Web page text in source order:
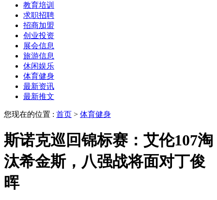
教育培训
求职招聘
招商加盟
创业投资
展会信息
旅游信息
休闲娱乐
体育健身
最新资讯
最新推文
您现在的位置 : 首页 > 体育健身
斯诺克巡回锦标赛：艾伦107淘
汰希金斯，八强战将面对丁俊
晖